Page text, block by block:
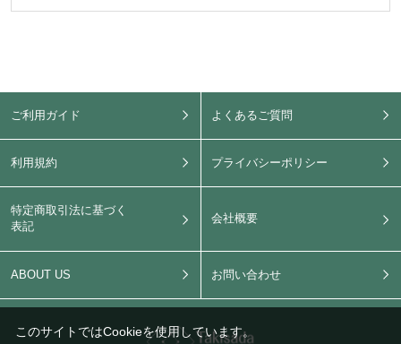
ご利用ガイド よくあるご質問
利用規約 プライバシーポリシー
特定商取引法に基づく
表記
会社概要
ABOUT US お問い合わせ
このサイトではCookieを使用しています。